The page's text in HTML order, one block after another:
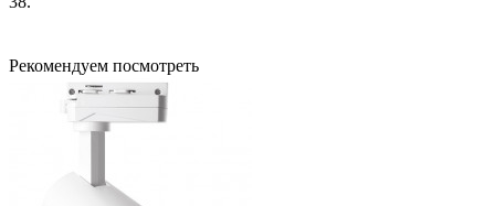
Рекомендуем посмотреть